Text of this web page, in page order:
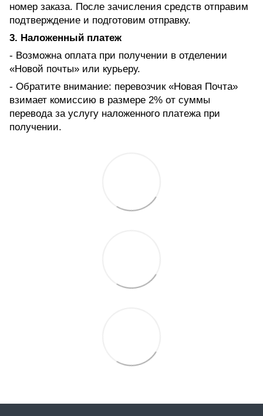
номер заказа. После зачисления средств отправим
подтверждение и подготовим отправку.
3. Наложенный платеж
- Возможна оплата при получении в отделении
«Новой почты» или курьеру.
- Обратите внимание: перевозчик «Новая Почта»
взимает комиссию в размере 2% от суммы
перевода за услугу наложенного платежа при
получении.